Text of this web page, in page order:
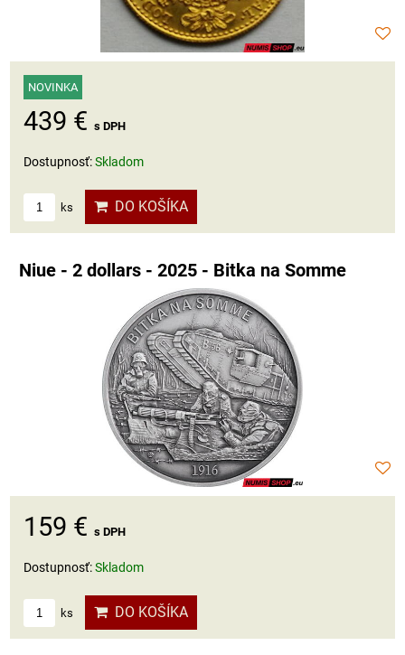
NOVINKA
439 € s DPH
Dostupnosť:Skladom
ks DO KOŠÍKA
Niue - 2 dollars - 2025 - Bitka na Somme
159 € s DPH
Dostupnosť:Skladom
ks DO KOŠÍKA